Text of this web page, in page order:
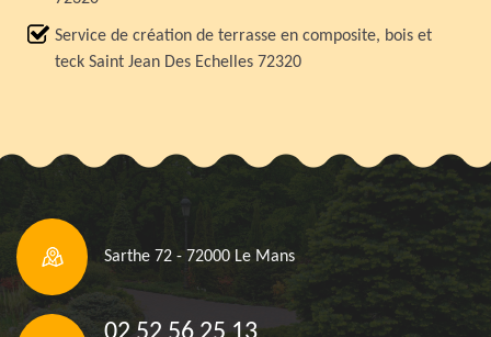
Service de création de terrasse en composite, bois et
teck Saint Jean Des Echelles 72320
Sarthe 72 - 72000 Le Mans